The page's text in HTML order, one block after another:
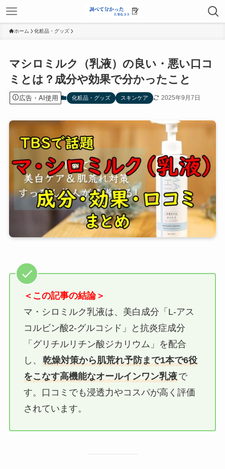
ホーム 化粧品・グッズ
マシロミルク（乳液）の良い・悪い口コ
ミとは？成分や効果で分かったこと
広告・AI使用 化粧品・グッズ スキンケア 2025年9月7日
＜この記事の結論＞
マ・シロミルク乳液は、美白成分「L-アス
コルビン酸2-グルコシド」と抗炎症成分
「グリチルリチン酸ジカリウム」を配合
し、
乾燥対策から肌荒れ予防まで1本で6役
をこなす高機能なオールインワン乳液で
す。口コミでも浸透力やコスパが高く評価
されています。